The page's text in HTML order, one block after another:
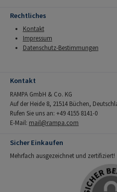
Rechtliches
Kontakt
Impressum
Datenschutz-Bestimmungen
Kontakt
RAMPA GmbH & Co. KG
Auf der Heide 8, 21514 Büchen,
Rufen Sie uns an: +49 4155 8141-0
E-Mail: mail@rampa.com
Sicher Einkaufen
Mehrfach ausgezeichnet und zertifiziert!